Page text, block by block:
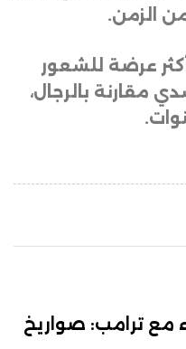
الزمن.
عرضة للشعور
مقارنة بالرجال،
مع ترامب: صواريخ